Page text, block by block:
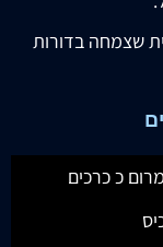
שצמחה בדורות
כ כרכים